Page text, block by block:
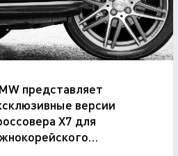
представляет
версии
X7 для